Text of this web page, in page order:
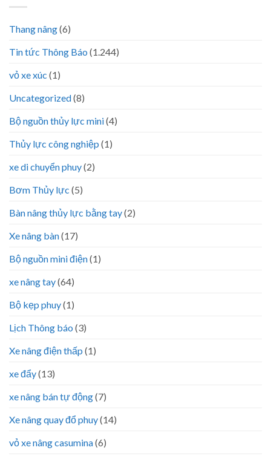
Thang nâng(6)
Tin tức Thông Báo (1.244)
vỏ xe xúc (1)
Uncategorized(8)
Bộ nguồn thủy lực mini(4)
Thủy lực công nghiệp (1)
xe di chuyển phuy(2)
Bơm Thủy lực (5)
Bàn nâng thủy lực bằng tay(2)
Xe nâng bàn(17)
Bộ nguồn mini điện(1)
xe nâng tay(64)
Bộ kẹp phuy(1)
Lịch Thông báo (3)
Xe nâng điện thấp (1)
xe đẩy(13)
xe nâng bán tự động(7)
Xe nâng quay đổ phuy(14)
vỏ xe nâng casumina(6)